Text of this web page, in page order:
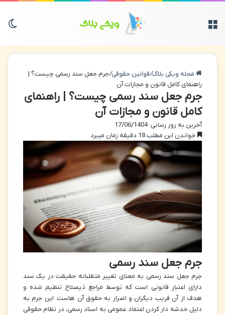
مجله ویکی بلاگ/قوانین حقوقی/جرم جعل سند رسمی چیست؟ |
راهنمای کامل قانون و مجازات آن
جرم جعل سند رسمی چیست؟ | راهنمای
کامل قانون و مجازات آن
آخرین به روز رسانی: 17/06/1404
خواندن این مطلب 18 دقیقه زمان میبرد
جرم جعل سند رسمی
جرم جعل سند رسمی به معنای تغییر متقلبانه حقیقت در یک سند
دارای اعتبار قانونی است که توسط مراجع ذیصلاح تنظیم شده و
هدف از آن فریب دیگران و اضرار به حقوق آن هاست. این جرم به
دلیل خدشه دار کردن اعتماد عمومی به اسناد رسمی، در نظام حقوقی